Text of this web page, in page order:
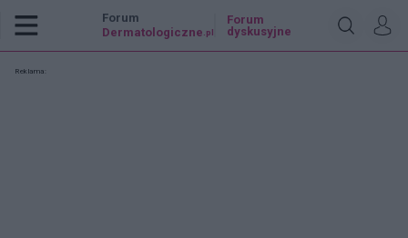
Forum
Dermatologiczne .pl
Forum
dyskusyjne
Reklama: